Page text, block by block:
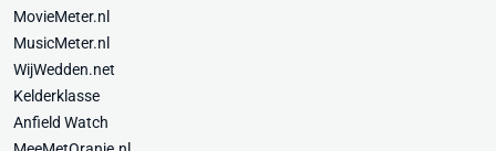
MovieMeter.nl
MusicMeter.nl
WijWedden.net
Kelderklasse
Anfield Watch